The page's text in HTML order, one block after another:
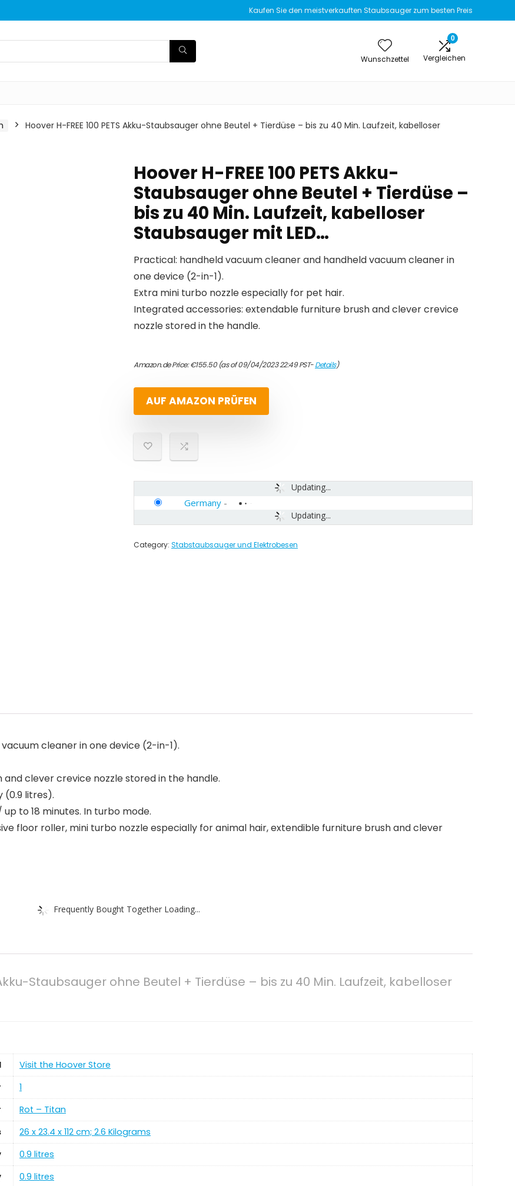
Kaufen Sie den meistverkauften Staubsauger zum besten Preis
Wunschzettel
0
Vergleichen
Hoover H-FREE 100 PETS Akku-Staubsauger ohne Beutel + Tierdüse – bis zu 40 Min. Laufzeit, kabelloser
Hoover H-FREE 100 PETS Akku-
Staubsauger ohne Beutel + Tierdüse –
bis zu 40 Min. Laufzeit, kabelloser
Staubsauger mit LED…
Practical: handheld vacuum cleaner and handheld vacuum cleaner in
one device (2-in-1).
Extra mini turbo nozzle especially for pet hair.
Integrated accessories: extendable furniture brush and clever crevice
nozzle stored in the handle.
Amazon.de Price:€155.50(as of 09/04/2023 22:49 PST-Details)
AUF AMAZON PRÜFEN
Updating...
Updating...
Germany -
Category: Stabstaubsauger und Elektrobesen
cleaner in one device (2-in-1).
clever crevice nozzle stored in the handle.
(0.9 litres).
to 18 minutes. In turbo mode.
floor roller, mini turbo nozzle especially for animal hair, extendible furniture brush and clever
Frequently Bought Together Loading...
Akku-Staubsauger ohne Beutel + Tierdüse – bis zu 40 Min. Laufzeit, kabelloser
Visit the Hoover Store
‎1
‎Rot – Titan
‎26 x 23.4 x 112 cm; 2.6 Kilograms
‎0.9 litres
‎0.9 litres